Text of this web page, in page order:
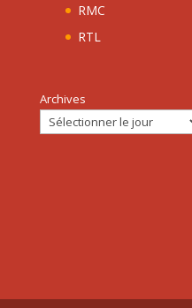
RMC
RTL
Archives